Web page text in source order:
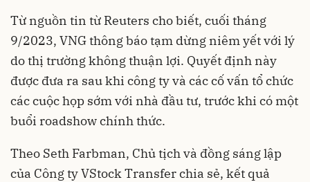
Từ nguồn tin từ Reuters cho biết, cuối tháng
9/2023, VNG thông báo tạm dừng niêm yết với lý
do thị trường không thuận lợi. Quyết định này
được đưa ra sau khi công ty và các cố vấn tổ chức
các cuộc họp sớm với nhà đầu tư, trước khi có một
buổi roadshow chính thức.
Theo Seth Farbman, Chủ tịch và đồng sáng lập
của Công ty VStock Transfer chia sẻ, kết quả